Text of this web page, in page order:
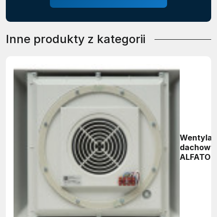
Inne produkty z kategorii
dachowy